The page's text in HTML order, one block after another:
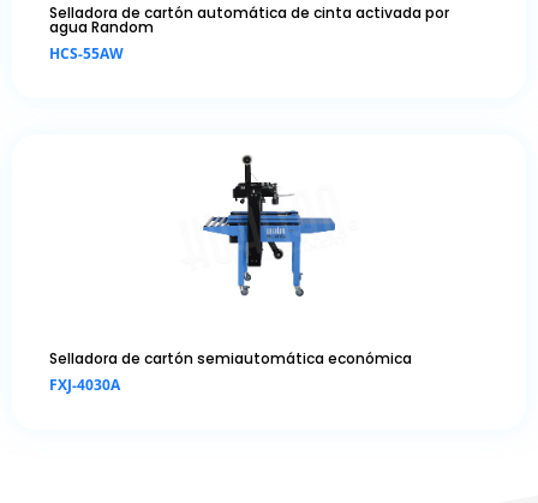
Selladora de cartón automática de cinta activada por
agua Random
HCS-55AW
Selladora de cartón semiautomática económica
FXJ-4030A